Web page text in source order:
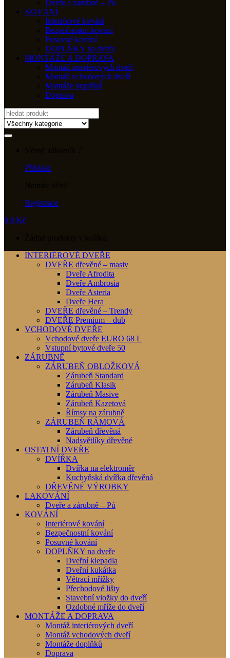
Dveře a zárubně – Pú
KOVÁNÍ
Interiérové kování
Bezpečnostní kování
Posuvné kování
DOPLŇKY na dveře
MONTÁŽE A DOPRAVA
Montáž interiérových dveří
Montáž vchodových dveří
Montáže doplňků
Doprava
Search
for:
Přihlásit
Registrace
0 0 Kč
INTERIÉROVÉ DVEŘE
DVEŘE dřevěné – masiv
Dveře Afrodita
Dveře Ambrosia
Dveře Asteria
Dveře Hera
DVEŘE dřevěné – Trendy
DVEŘE Premium – dub
VCHODOVÉ DVEŘE
Vchodové dveře EURO 68 L
Vstupní bytové dveře 50
ZÁRUBNĚ
ZÁRUBEŇ OBLOŽKOVÁ
Zárubeň Standard
Zárubeň Klasik
Zárubeň Masive
Zárubeň Kazetová
Římsy na zárubně
ZÁRUBEŇ RÁMOVÁ
Zárubeň dřevěná
Nadsvětlíky dřevěné
OSTATNÍ DVEŘE
DVÍŘKA
Dvířka na elektroměr
Kuchyňská dvířka dřevěná
DŘEVĚNÉ VÝROBKY
LAKOVÁNÍ
Dveře a zárubně – Pú
KOVÁNÍ
Interiérové kování
Bezpečnostní kování
Posuvné kování
DOPLŇKY na dveře
Dveřní klepadla
Dveřní kukátka
Větrací mřížky
Přechodové lišty
Stavební vložky do dveří
Ozdobné mříže do dveří
MONTÁŽE A DOPRAVA
Montáž interiérových dveří
Montáž vchodových dveří
Montáže doplňků
Doprava